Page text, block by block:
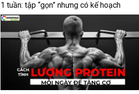
1 tuần: tập “gọn” nhưng có kế hoạch